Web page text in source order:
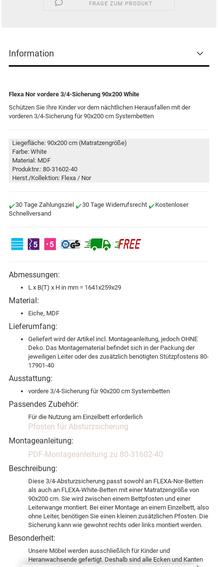
FRAGE ZUM PRODUKT
Information
Flexa Nor vordere 3/4-Sicherung 90x200 White
Schützen Sie Ihre Kinder vor dem nächtlichen Herausfallen mit der
vorderen 3/4-Sicherung für 90x200 cm Systembetten
Liegefläche: 90x200 cm (Matratzengröße)
Farbe: White
Material: MDF
Produktnr.: 80-31602-40
Herst./Kollektion: Flexa / Nor
30 Tage Zahlungsziel 30 Tage Widerrufsrecht
Kostenloser
Schnellversand
Abmessungen:
L x B(T) x H in mm = 1641x259x29
Material:
Eiche, MDF
Lieferumfang:
Geliefert wird der Artikel incl. Montageanleitung, jedoch OHNE
Deko. Das Montagematerial befindet sich in der Packung der
jeweiligen Leiter oder des zusätzlich benötigten Stützpfostens 80-
17901-40
Ausstattung:
vordere 3/4-Sicherung für 90x200 cm Systembetten
Passendes Zubehör:
Für die Nutzung am Einzelbett erforderlich
Pfosten für Absturzsicherung
Montageanleitung:
PDF-Montageanleitung zu 80-31602-40
Beschreibung:
Diese 3/4-Absturzsicherung passt sowohl an FLEXA-Nor-Betten
als auch an FLEXA-White-Betten mit einer Matratzengröße von
90x200 cm. Sie wird zwischen einem Bettpfosten und einer
Leiterwange montiert. Bei einer Montage an einem Einzelbett, also
ohne Leiter, benötigen Sie einen kleinen zusätzlichen Pfosten. Die
Sicherung kann wie gewohnt rechts oder links montiert werden.
Besonderheit:
Unsere Möbel werden ausschließlich für Kinder und
Heranwachsende gefertigt. Deshalb sind alle Ecken und Kanten